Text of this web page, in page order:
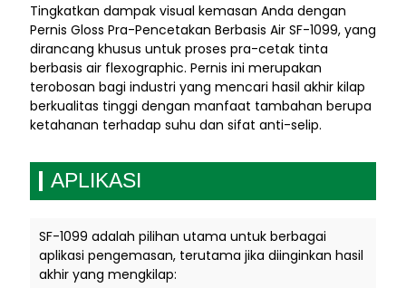
Tingkatkan dampak visual kemasan Anda dengan
Pernis Gloss Pra-Pencetakan Berbasis Air SF-1099, yang
dirancang khusus untuk proses pra-cetak tinta
berbasis air flexographic. Pernis ini merupakan
terobosan bagi industri yang mencari hasil akhir kilap
berkualitas tinggi dengan manfaat tambahan berupa
ketahanan terhadap suhu dan sifat anti-selip.
APLIKASI
SF-1099 adalah pilihan utama untuk berbagai
aplikasi pengemasan, terutama jika diinginkan hasil
akhir yang mengkilap: